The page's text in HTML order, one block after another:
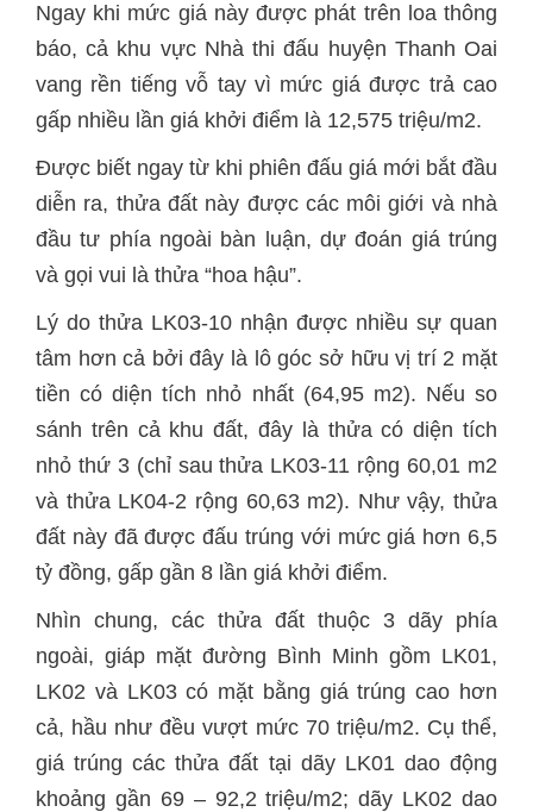
Ngay khi mức giá này được phát trên loa thông
báo, cả khu vực Nhà thi đấu huyện Thanh Oai
vang rền tiếng vỗ tay vì mức giá được trả cao
gấp nhiều lần giá khởi điểm là 12,575 triệu/m2.
Được biết ngay từ khi phiên đấu giá mới bắt đầu
diễn ra, thửa đất này được các môi giới và nhà
đầu tư phía ngoài bàn luận, dự đoán giá trúng
và gọi vui là thửa “hoa hậu”.
Lý do thửa LK03-10 nhận được nhiều sự quan
tâm hơn cả bởi đây là lô góc sở hữu vị trí 2 mặt
tiền có diện tích nhỏ nhất (64,95 m2). Nếu so
sánh trên cả khu đất, đây là thửa có diện tích
nhỏ thứ 3 (chỉ sau thửa LK03-11 rộng 60,01 m2
và thửa LK04-2 rộng 60,63 m2). Như vậy, thửa
đất này đã được đấu trúng với mức giá hơn 6,5
tỷ đồng, gấp gần 8 lần giá khởi điểm.
Nhìn chung, các thửa đất thuộc 3 dãy phía
ngoài, giáp mặt đường Bình Minh gồm LK01,
LK02 và LK03 có mặt bằng giá trúng cao hơn
cả, hầu như đều vượt mức 70 triệu/m2. Cụ thể,
giá trúng các thửa đất tại dãy LK01 dao động
khoảng gần 69 – 92,2 triệu/m2; dãy LK02 dao